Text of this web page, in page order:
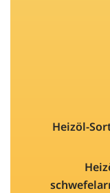
Heizöl-